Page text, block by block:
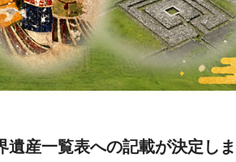
遺産一覧表への記載が決定し